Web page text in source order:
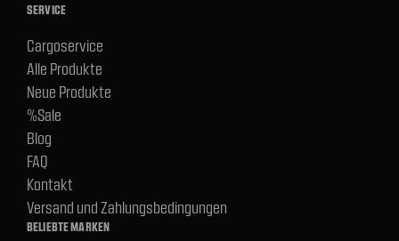
SERVICE
Cargoservice
Alle Produkte
Neue Produkte
%Sale
Blog
FAQ
Kontakt
Versand und Zahlungsbedingungen
BELIEBTE MARKEN